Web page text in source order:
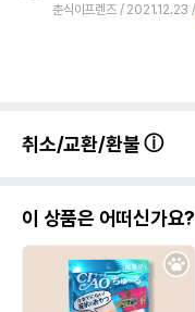
춘식이프렌즈 2021.12.23
취소/교환/환불
이 상품은 어떠신가요?